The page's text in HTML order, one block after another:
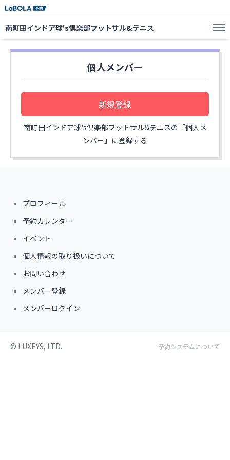
南町田インドア球's倶楽部フットサル&テニス
個人メンバー
新規登録
南町田インドア球's倶楽部フットサル&テニスの「個人メ
ンバー」に登録する
プロフィール
予約カレンダー
イベント
個人情報の取り扱いについて
お問い合わせ
メンバー登録
メンバーログイン
©︎ LUXEYS, LTD. 予約システムについて